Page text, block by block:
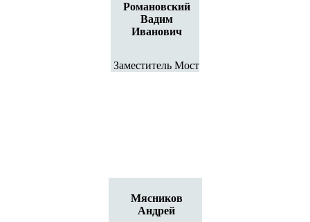
Романовский
Вадим
Иванович
Заместитель Мост
Мясников
Андрей